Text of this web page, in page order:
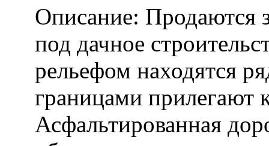
Описание: Продаются
под дачное
рельефом находятся
границами прилегают
Асфальтированная